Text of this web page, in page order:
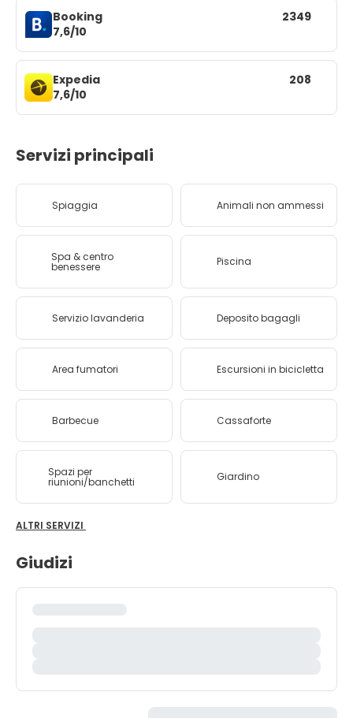
Booking
7,6/10
2349
Expedia
7,6/10
208
Servizi principali
Spiaggia Animali non ammessi
Spa & centro
benessere Piscina
Servizio lavanderia Deposito bagagli
Area fumatori Escursioni in bicicletta
Barbecue Cassaforte
Spazi per
riunioni/banchetti Giardino
ALTRI SERVIZI
Giudizi